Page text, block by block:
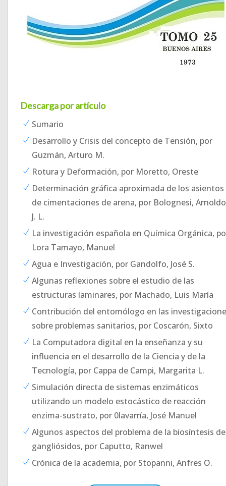
Descarga por artículo
Sumario
Desarrollo y Crisis del concepto de Tensión, por
Guzmán, Arturo M.
Rotura y Deformación, por Moretto, Oreste
Determinación gráfica aproximada de los asientos
de cimentaciones de arena, por Bolognesi, Arnoldo
J. L.
La investigación española en Química Orgánica,
Lora Tamayo, Manuel
Agua e Investigación, por Gandolfo, José S.
Algunas reflexiones sobre el estudio de las
estructuras laminares, por Machado, Luis María
Contribución del entomólogo en las
sobre problemas sanitarios, por Coscarón, Sixto
La Computadora digital en la enseñanza y su
influencia en el desarrollo de la Ciencia y de la
Tecnología, por Cappa de Campi, Margarita L.
Simulación directa de sistemas enzimáticos
utilizando un modelo estocástico de reacción
enzima-sustrato, por 0lavarría, José Manuel
Algunos aspectos del problema de la biosíntesis de
gangliósidos, por Caputto, Ranwel
Crónica de la academia, por Stopanni, Anfres O.